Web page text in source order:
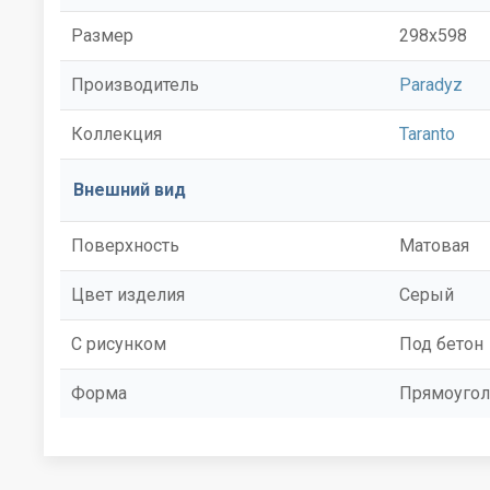
Размер 298x598
Производитель Paradyz
Коллекция Taranto
Внешний вид
Поверхность Матовая
Цвет изделия Серый
С рисунком Под бетон
Форма